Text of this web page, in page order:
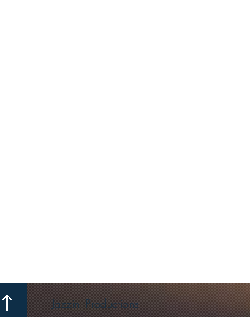
Jazzin' Productions